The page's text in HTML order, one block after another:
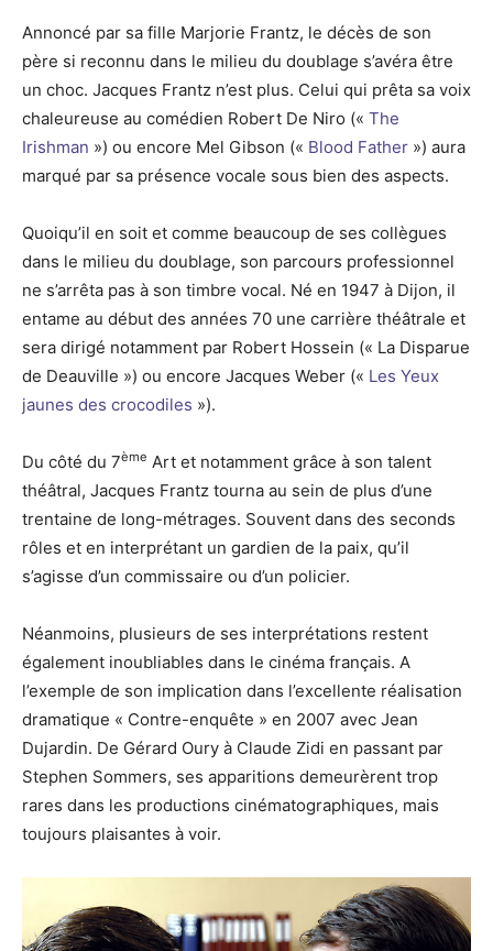
Annoncé par sa fille Marjorie Frantz, le décès de son
père si reconnu dans le milieu du doublage s’avéra être
un choc. Jacques Frantz n’est plus. Celui qui prêta sa voix
chaleureuse au comédien Robert De Niro (« The
Irishman ») ou encore Mel Gibson (« Blood Father ») aura
marqué par sa présence vocale sous bien des aspects.
Quoiqu’il en soit et comme beaucoup de ses collègues
dans le milieu du doublage, son parcours professionnel
ne s’arrêta pas à son timbre vocal. Né en 1947 à Dijon, il
entame au début des années 70 une carrière théâtrale et
sera dirigé notamment par Robert Hossein (« La Disparue
de Deauville ») ou encore Jacques Weber (« Les Yeux
jaunes des crocodiles »).
Du côté du 7ème Art et notamment grâce à son talent
théâtral, Jacques Frantz tourna au sein de plus d’une
trentaine de long-métrages. Souvent dans des seconds
rôles et en interprétant un gardien de la paix, qu’il
s’agisse d’un commissaire ou d’un policier.
Néanmoins, plusieurs de ses interprétations restent
également inoubliables dans le cinéma français. A
l’exemple de son implication dans l’excellente réalisation
dramatique « Contre-enquête » en 2007 avec Jean
Dujardin. De Gérard Oury à Claude Zidi en passant par
Stephen Sommers, ses apparitions demeurèrent trop
rares dans les productions cinématographiques, mais
toujours plaisantes à voir.